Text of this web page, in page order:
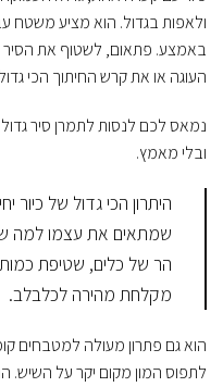
ולאפות בגדול. הוא מציע משטח
באמצע. פתאום, לשטוף את הסיר
העוגה או את קרש החיתוך הכי
נמאס לכם לנסות לתמרן סיר
ובלי מאמץ.
היתרון הכי גדול של כיור
שמתאים את עצמו למה
הר של כלים, שטיפת
מקלחת מהירה לכלבלב.
הוא גם פתרון מעולה למטבחים
לתפוס המון מקום יקר על השיש.